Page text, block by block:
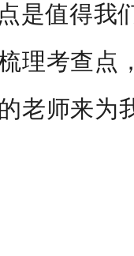
是值得我
理考查点
的老师来为